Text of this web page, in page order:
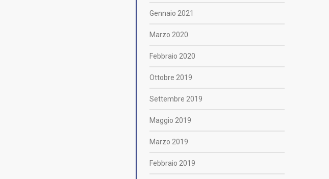
Gennaio 2021
Marzo 2020
Febbraio 2020
Ottobre 2019
Settembre 2019
Maggio 2019
Marzo 2019
Febbraio 2019